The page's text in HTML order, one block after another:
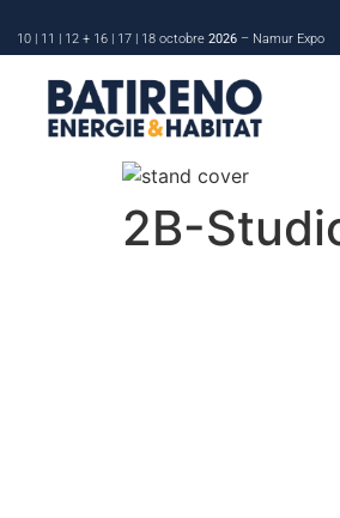
10 | 11 | 12 + 16 | 17 | 18 octobre 2026 – Namur Expo
2B-